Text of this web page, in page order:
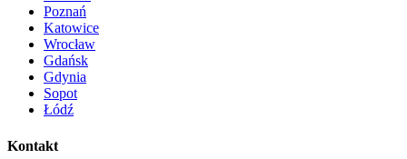
Poznań
Katowice
Wrocław
Gdańsk
Gdynia
Sopot
Łódź
Kontakt